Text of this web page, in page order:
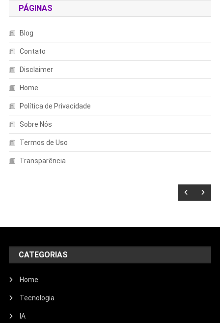
PÁGINAS
Blog
Contato
Disclaimer
Home
Política de Privacidade
Sobre Nós
Termos de Uso
Transparência
CATEGORIAS
Home
Tecnologia
IA